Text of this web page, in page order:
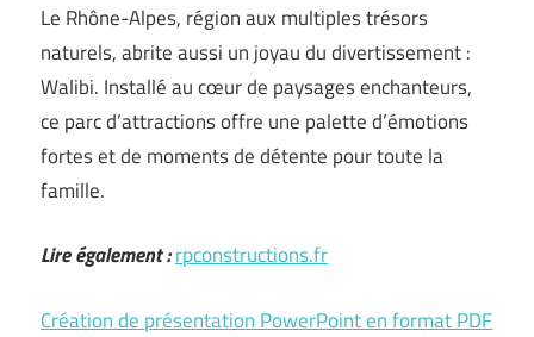
Le Rhône-Alpes, région aux multiples trésors
naturels, abrite aussi un joyau du divertissement :
Walibi. Installé au cœur de paysages enchanteurs,
ce parc d’attractions offre une palette d’émotions
fortes et de moments de détente pour toute la
famille.
Lire également :rpconstructions.fr
Création de présentation PowerPoint en format PDF